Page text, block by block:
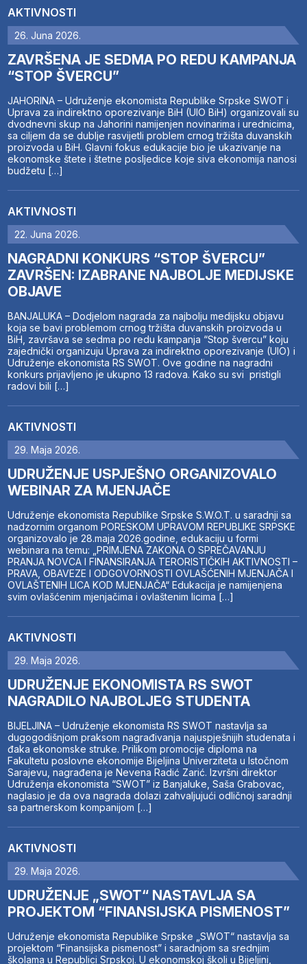
AKTIVNOSTI
26. Juna 2026.
ZAVRŠENA JE SEDMA PO REDU KAMPANJA
“STOP ŠVERCU”
JAHORINA – Udruženje ekonomista Republike Srpske SWOT i
Uprava za indirektno oporezivanje BiH (UIO BiH) organizovali su
dvodnevni skup na Jahorini namijenjen novinarima i urednicima,
sa ciljem da se dublje rasvijetli problem crnog tržišta duvanskih
proizvoda u BiH. Glavni fokus edukacije bio je ukazivanje na
ekonomske štete i štetne posljedice koje siva ekonomija nanosi
budžetu […]
AKTIVNOSTI
22. Juna 2026.
NAGRADNI KONKURS “STOP ŠVERCU”
ZAVRŠEN: IZABRANE NAJBOLJE MEDIJSKE
OBJAVE
BANJALUKA – Dodjelom nagrada za najbolju medijsku objavu
koja se bavi problemom crnog tržišta duvanskih proizvoda u
BiH, završava se sedma po redu kampanja “Stop švercu” koju
zajednički organizuju Uprava za indirektno oporezivanje (UIO) i
Udruženje ekonomista RS SWOT. Ove godine na nagradni
konkurs prijavljeno je ukupno 13 radova. Kako su svi pristigli
radovi bili […]
AKTIVNOSTI
29. Maja 2026.
UDRUŽENJE USPJEŠNO ORGANIZOVALO
WEBINAR ZA MJENJAČE
Udruženje ekonomista Republike Srpske S.W.O.T. u saradnji sa
nadzornim organom PORESKOM UPRAVOM REPUBLIKE SRPSKE
organizovalo je 28.maja 2026.godine, edukaciju u formi
webinara na temu: „PRIMJENA ZAKONA O SPREČAVANJU
PRANJA NOVCA I FINANSIRANJA TERORISTIČKIH AKTIVNOSTI –
PRAVA, OBAVEZE I ODGOVORNOSTI OVLAŠĆENIH MJENJAČA I
OVLAŠTENIH LICA KOD MJENJAČA“ Edukacija je namijenjena
svim ovlašćenim mjenjačima i ovlaštenim licima […]
AKTIVNOSTI
29. Maja 2026.
UDRUŽENJE EKONOMISTA RS SWOT
NAGRADILO NAJBOLJEG STUDENTA
BIJELJINA – Udruženje ekonomista RS SWOT nastavlja sa
dugogodišnjom praksom nagrađivanja najuspješnijih studenata i
đaka ekonomske struke. Prilikom promocije diploma na
Fakultetu poslovne ekonomije Bijeljina Univerziteta u Istočnom
Sarajevu, nagrađena je Nevena Radić Zarić. Izvršni direktor
Udruženja ekonomista “SWOT” iz Banjaluke, Saša Grabovac,
naglasio je da ova nagrada dolazi zahvaljujući odličnoj saradnji
sa partnerskom kompanijom […]
AKTIVNOSTI
29. Maja 2026.
UDRUŽENJE „SWOT“ NASTAVLJA SA
PROJEKTOM “FINANSIJSKA PISMENOST”
Udruženje ekonomista Republike Srpske „SWOT“ nastavlja sa
projektom “Finansijska pismenost” i saradnjom sa srednjim
školama u Republici Srpskoj. U ekonomskoj školi u Bijeljini,